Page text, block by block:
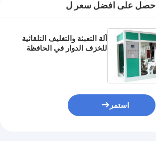
احصل على افضل سعر ل
آلة التعبئة والتغليف التلقائية
للخزف الدوار في الحافظة
استمر